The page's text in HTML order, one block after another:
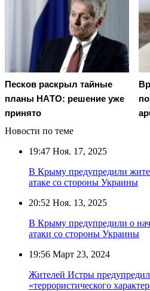
Пecкoв рacкрыл тaйныe
плaны НAТO: рeшeниe ужe
принятo
Новости по теме
19:47 Ноя. 17, 2025
В Крыму предупредили
атаке со стороны Украины
20:52 Ноя. 13, 2025
В Крыму предупредили о
атаки со стороны Украины
19:56 Март 23, 2024
Жителей Истры
«террористического